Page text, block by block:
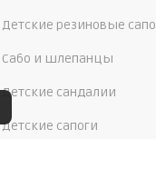
Детские резиновые
Сабо и шлепанцы
Детские сандалии
Детские сапоги